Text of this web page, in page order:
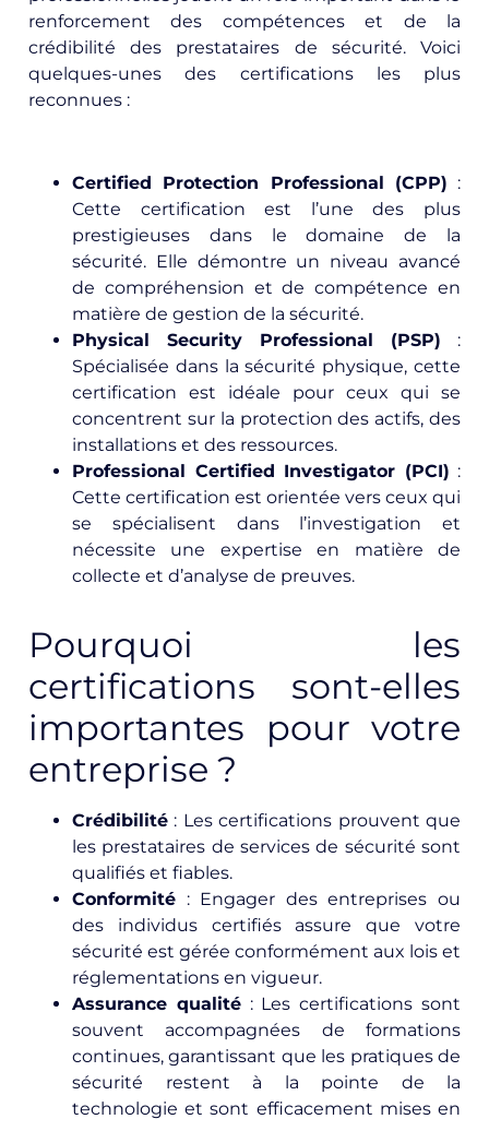
renforcement des compétences et de la
crédibilité des prestataires de sécurité. Voici
quelques-unes des certifications les plus
reconnues :
Certified Protection Professional (CPP) :
Cette certification est l’une des plus
prestigieuses dans le domaine de la
sécurité. Elle démontre un niveau avancé
de compréhension et de compétence en
matière de gestion de la sécurité.
Physical Security Professional (PSP) :
Spécialisée dans la sécurité physique, cette
certification est idéale pour ceux qui se
concentrent sur la protection des actifs, des
installations et des ressources.
Professional Certified Investigator (PCI) :
Cette certification est orientée vers ceux qui
se spécialisent dans l’investigation et
nécessite une expertise en matière de
collecte et d’analyse de preuves.
Pourquoi les
certifications sont-elles
importantes pour votre
entreprise ?
Crédibilité : Les certifications prouvent que
les prestataires de services de sécurité sont
qualifiés et fiables.
Conformité : Engager des entreprises ou
des individus certifiés assure que votre
sécurité est gérée conformément aux lois et
réglementations en vigueur.
Assurance qualité: Les certifications sont
souvent accompagnées de formations
continues, garantissant que les pratiques de
sécurité restent à la pointe de la
technologie et sont efficacement mises en